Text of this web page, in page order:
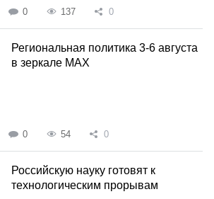
0 137 0
Региональная политика 3-6 августа
в зеркале MAX
0 54 0
Российскую науку готовят к
технологическим прорывам